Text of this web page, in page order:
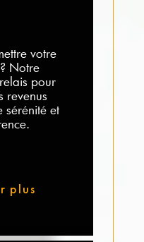
votre
Notre
pour
revenus
sérénité et
plus